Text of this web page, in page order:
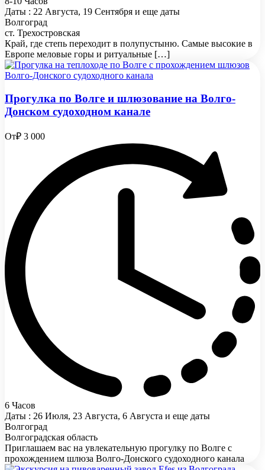
Даты : 22 Августа, 19 Сентября и еще даты
Волгоград
ст. Трехостровская
Край, где степь переходит в полупустыню. Самые высокие в
Европе меловые горы и ритуальные […]
Прогулка по Волге и шлюзование на Волго-
Донском судоходном канале
От₽ 3 000
6 Часов
Даты : 26 Июля, 23 Августа, 6 Августа и еще даты
Волгоград
Волгоградская область
Приглашаем вас на увлекательную прогулку по Волге с
прохождением шлюза Волго-Донского судоходного канала